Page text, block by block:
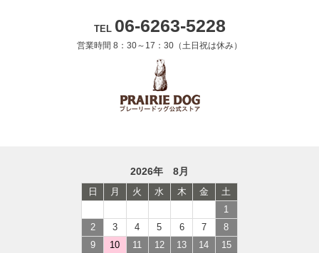
TEL 06-6263-5228
営業時間 8：30～17：30（土日祝は休み）
2026年 8月
日 月 火 水 木 金
土
1
2
3 4 5 6 7
8
9
10 11 12 13 14
15